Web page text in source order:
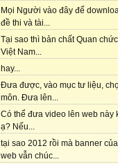
Mọi Người vào đây để
đề thi và tài...
Tại sao thì bản chất Quan
Việt Nam...
hay...
Đưa được, vào mục tư liệu,
môn. Đưa lên...
Có thể đưa video lên web này
ạ? Nếu...
tại sao 2012 rồi mà banner của
web vẫn chúc...